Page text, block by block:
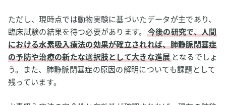
ただし、現時点では動物実験に基づいたデータが主であり、
臨床試験の結果を待つ必要があります。
今後の研究で、人間
における水素吸入療法の効果が確立されれば、肺静脈閉塞症
の予防や治療の新たな選択肢として大きな進展となるでしょ
う。また、肺静脈閉塞症の原因の解明についても課題として
残っています。